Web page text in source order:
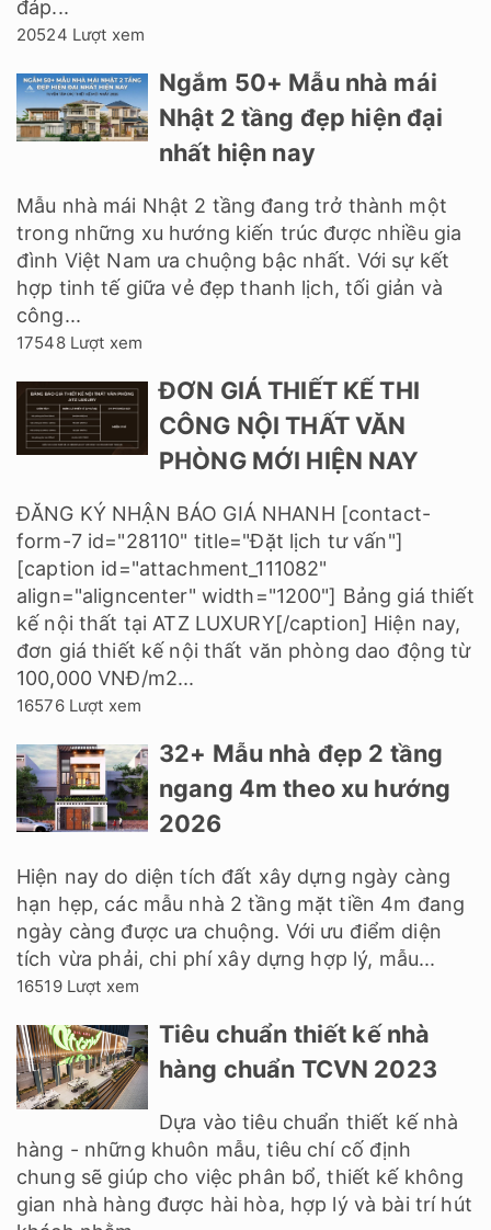
đáp...
20524 Lượt xem
Ngắm 50+ Mẫu nhà mái
Nhật 2 tầng đẹp hiện đại
nhất hiện nay
Mẫu nhà mái Nhật 2 tầng đang trở thành một
trong những xu hướng kiến trúc được nhiều gia
đình Việt Nam ưa chuộng bậc nhất. Với sự kết
hợp tinh tế giữa vẻ đẹp thanh lịch, tối giản và
công...
17548 Lượt xem
ĐƠN GIÁ THIẾT KẾ THI
CÔNG NỘI THẤT VĂN
PHÒNG MỚI HIỆN NAY
ĐĂNG KÝ NHẬN BÁO GIÁ NHANH [contact-
form-7 id="28110" title="Đặt lịch tư vấn"]
[caption id="attachment_111082"
align="aligncenter" width="1200"] Bảng giá thiết
kế nội thất tại ATZ LUXURY[/caption] Hiện nay,
đơn giá thiết kế nội thất văn phòng dao động từ
100,000 VNĐ/m2...
16576 Lượt xem
32+ Mẫu nhà đẹp 2 tầng
ngang 4m theo xu hướng
2026
Hiện nay do diện tích đất xây dựng ngày càng
hạn hẹp, các mẫu nhà 2 tầng mặt tiền 4m đang
ngày càng được ưa chuộng. Với ưu điểm diện
tích vừa phải, chi phí xây dựng hợp lý, mẫu...
16519 Lượt xem
Tiêu chuẩn thiết kế nhà
hàng chuẩn TCVN 2023
Dựa vào tiêu chuẩn thiết kế nhà
hàng - những khuôn mẫu, tiêu chí cố định
chung sẽ giúp cho việc phân bổ, thiết kế không
gian nhà hàng được hài hòa, hợp lý và bài trí hút